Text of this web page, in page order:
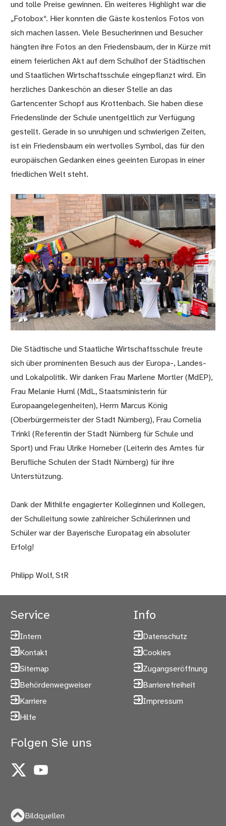
und tolle Preise gewinnen. Ein weiteres Highlight war die
„Fotobox“. Hier konnten die Gäste kostenlos Fotos von
sich machen lassen. Viele Besucherinnen und Besucher
hängten ihre Fotos an den Friedensbaum, der in Kürze mit
einem feierlichen Akt auf dem Schulhof der Städtischen
und Staatlichen Wirtschaftsschule eingepflanzt wird. Ein
herzliches Dankeschön an dieser Stelle an das
Gartencenter Schopf aus Krottenbach. Sie haben diese
Friedenslinde der Schule unentgeltlich zur Verfügung
gestellt. Gerade in so unruhigen und schwierigen Zeiten,
ist ein Friedensbaum ein wertvolles Symbol, das für den
europäischen Gedanken eines geeinten Europas in einer
friedlichen Welt steht.
Die Städtische und Staatliche Wirtschaftsschule freute
sich über prominenten Besuch aus der Europa-, Landes-
und Lokalpolitik. Wir danken Frau Marlene Mortler (MdEP),
Frau Melanie Huml (MdL, Staatsministerin für
Europaangelegenheiten), Herrn Marcus König
(Oberbürgermeister der Stadt Nürnberg), Frau Cornelia
Trinkl (Referentin der Stadt Nürnberg für Schule und
Sport) und Frau Ulrike Horneber (Leiterin des Amtes für
Berufliche Schulen der Stadt Nürnberg) für ihre
Unterstützung.
Dank der Mithilfe engagierter Kolleginnen und Kollegen,
der Schulleitung sowie zahlreicher Schülerinnen und
Schüler war der Bayerische Europatag ein absoluter
Erfolg!
Philipp Wolf, StR
Service
Intern
Kontakt
Sitemap
Behördenwegweiser
Karriere
Hilfe
Info
Datenschutz
Cookies
Zugangseröffnung
Barrierefreiheit
Impressum
Folgen Sie uns
X YouTube
Bildquellen